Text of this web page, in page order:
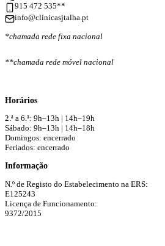
915 472 535**
info@clinicasjtalha.pt
*chamada rede fixa nacional
**chamada rede móvel nacional
Horários
2.ª a 6.ª: 9h–13h | 14h–19h
Sábado: 9h–13h | 14h–18h
Domingos: encerrado
Feriados: encerrado
Informação
N.º de Registo do Estabelecimento na ERS:
E125243
Licença de Funcionamento:
9372/2015